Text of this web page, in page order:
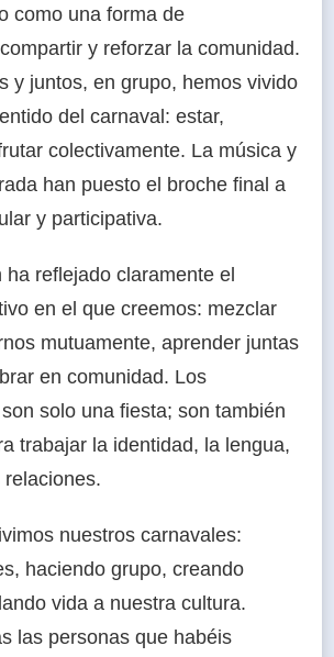
como una forma de
y reforzar la comunidad.
y juntos, en grupo, hemos vivido
del carnaval: estar,
colectivamente. La música y
han puesto el broche final a
y participativa.
ha reflejado claramente el
en el que creemos: mezclar
mutuamente, aprender juntas
en comunidad. Los
solo una fiesta; son también
trabajar la identidad, la lengua,
nuestros carnavales:
haciendo grupo, creando
vida a nuestra cultura.
las personas que habéis